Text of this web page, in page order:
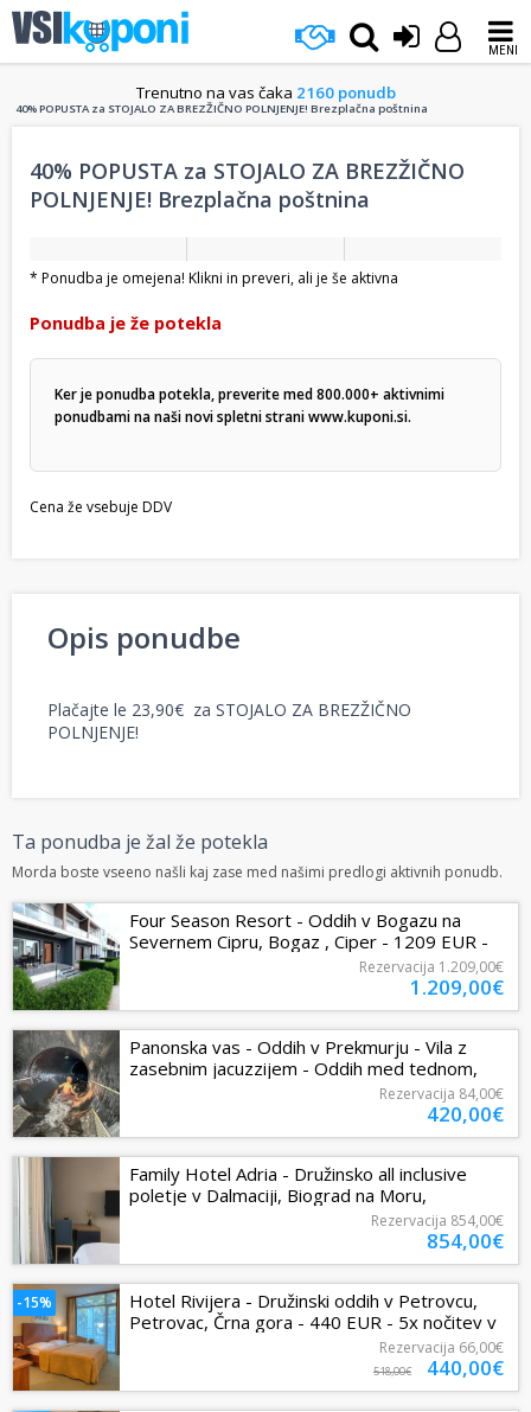
MENI
Trenutno na vas čaka 2160 ponudb
40% POPUSTA za STOJALO ZA BREZŽIČNO POLNJENJE! Brezplačna poštnina
40% POPUSTA za STOJALO ZA BREZŽIČNO
POLNJENJE! Brezplačna poštnina
* Ponudba je omejena! Klikni in preveri, ali je še aktivna
Ponudba je že potekla
Ker je ponudba potekla, preverite med 800.000+ aktivnimi
ponudbami na naši novi spletni straniwww.kuponi.si.
Cena že vsebuje DDV
Opis ponudbe
Plačajte le 23,90€ za STOJALO ZA BREZŽIČNO
POLNJENJE!
Ta ponudba je žal že potekla
Morda boste vseeno našli kaj zase med našimi predlogi aktivnih ponudb.
Four Season Resort - Oddih v Bogazu na
Severnem Cipru, Bogaz , Ciper - 1209 EUR -
7x nočitev v apartmaju v Four Season...
Rezervacija 1.209,00€
1.209,00€
Panonska vas - Oddih v Prekmurju - Vila z
zasebnim jacuzzijem - Oddih med tednom,
Moravske Toplice, Slovenija - 420 EUR...
Rezervacija 84,00€
420,00€
Family Hotel Adria - Družinsko all inclusive
poletje v Dalmaciji, Biograd na Moru,
Dalmacija, Hrvaška - 854 EUR - 3x...
Rezervacija 854,00€
854,00€
-15%
Hotel Rivijera - Družinski oddih v Petrovcu,
Petrovac, Črna gora - 440 EUR - 5x nočitev v
Rezervacija 66,00€
518,00€ 440,00€